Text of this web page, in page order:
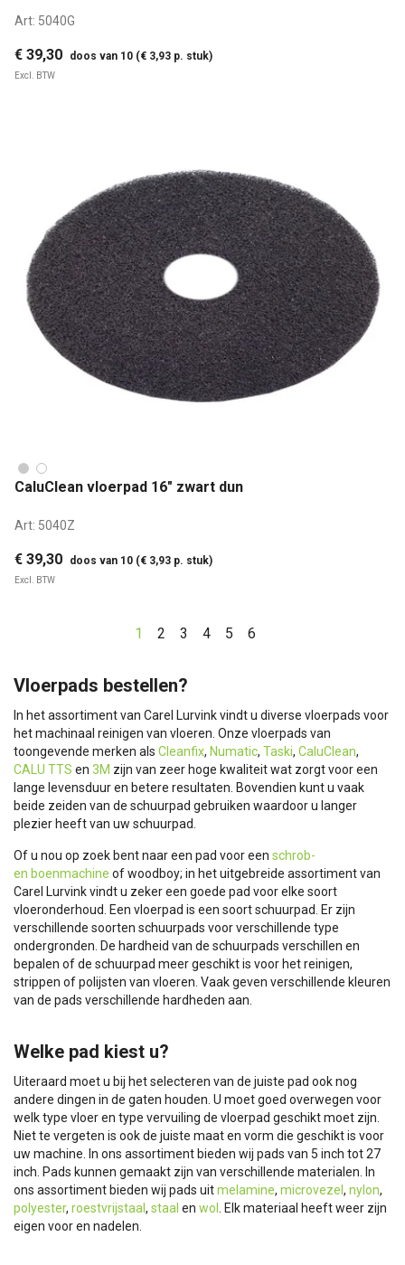
Art: 5040G
€ 39,30 doos van 10 (€ 3,93 p. stuk)
Excl. BTW
CaluClean vloerpad 16" zwart dun
Art: 5040Z
€ 39,30 doos van 10 (€ 3,93 p. stuk)
Excl. BTW
1 2 3 4 5 6
Vloerpads bestellen?
In het assortiment van Carel Lurvink vindt u diverse vloerpads voor
het machinaal reinigen van vloeren. Onze vloerpads van
toongevende merken als Cleanfix, Numatic, Taski, CaluClean,
CALU TTS en 3M zijn van zeer hoge kwaliteit wat zorgt voor een
lange levensduur en betere resultaten. Bovendien kunt u vaak
beide zeiden van de schuurpad gebruiken waardoor u langer
plezier heeft van uw schuurpad.
Of u nou op zoek bent naar een pad voor een schrob-
en boenmachine of woodboy; in het uitgebreide assortiment van
Carel Lurvink vindt u zeker een goede pad voor elke soort
vloeronderhoud. Een vloerpad is een soort schuurpad. Er zijn
verschillende soorten schuurpads voor verschillende type
ondergronden. De hardheid van de schuurpads verschillen en
bepalen of de schuurpad meer geschikt is voor het reinigen,
strippen of polijsten van vloeren. Vaak geven verschillende kleuren
van de pads verschillende hardheden aan.
Welke pad kiest u?
Uiteraard moet u bij het selecteren van de juiste pad ook nog
andere dingen in de gaten houden. U moet goed overwegen voor
welk type vloer en type vervuiling de vloerpad geschikt moet zijn.
Niet te vergeten is ook de juiste maat en vorm die geschikt is voor
uw machine. In ons assortiment bieden wij pads van 5 inch tot 27
inch. Pads kunnen gemaakt zijn van verschillende materialen. In
ons assortiment bieden wij pads uitmelamine, microvezel, nylon,
polyester, roestvrijstaal, staal en wol . Elk materiaal heeft weer zijn
eigen voor en nadelen.